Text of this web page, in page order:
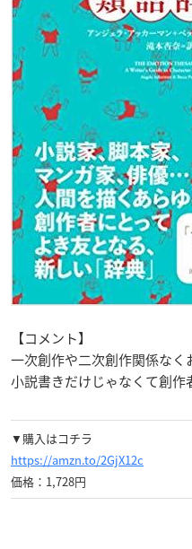
【コメント】
一次創作や二次創作関係なく
小説書きだけじゃなくて創作
▼購入はコチラ
https://amzn.to/2GjX12c
価格：1,728円